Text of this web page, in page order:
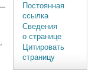
Постоянная
ссылка
Сведения
о странице
Цитировать
страницу